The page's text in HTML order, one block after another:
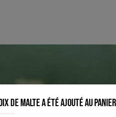
de Malte a été ajouté au panier